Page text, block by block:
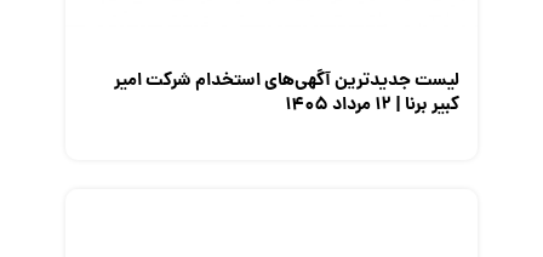
لیست جدیدترین آگهی‌های استخدام شرکت امیر
کبیر برنا | ۱۲ مرداد ۱۴۰۵